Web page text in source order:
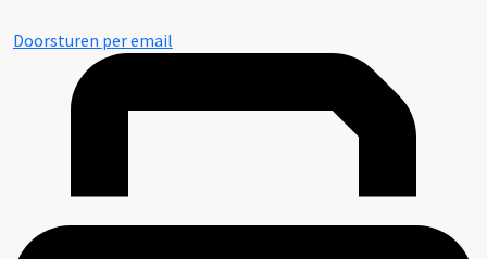
Doorsturen per email